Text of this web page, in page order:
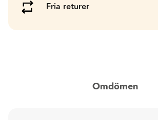
Fria returer
Omdömen